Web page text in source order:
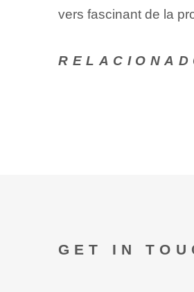
vers fascinant de la
GET IN